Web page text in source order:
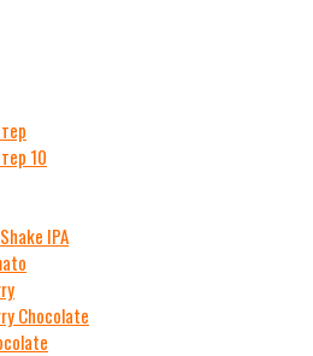
10
IPA
Chocolate